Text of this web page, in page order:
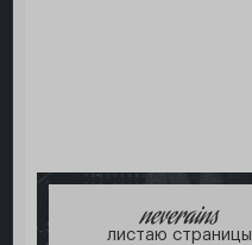
neverains
листаю страницы